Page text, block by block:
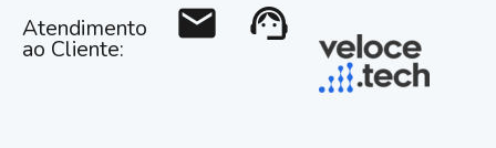
Atendimento
ao Cliente:
mail support_agent